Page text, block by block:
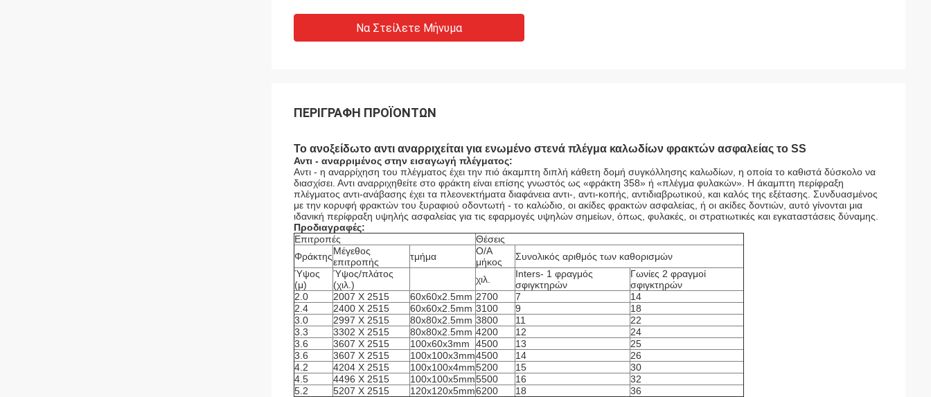
Να Στείλετε Μήνυμα
ΠΕΡΙΓΡΑΦΉ ΠΡΟΪΌΝΤΩΝ
Το ανοξείδωτο αντι αναρριχείται για ενωμένο στενά πλέγμα καλωδίων φρακτών ασφαλείας το SS
Αντι - αναρριμένος στην εισαγωγή πλέγματος:
Αντι - η αναρρίχηση του πλέγματος έχει την πιό άκαμπτη διπλή κάθετη δομή συγκόλλησης καλωδίων, η οποία το καθιστά δύσκολο να
διασχίσει. Αντι αναρριχηθείτε στο φράκτη είναι επίσης γνωστός ως «φράκτη 358» ή «πλέγμα φυλακών». Η άκαμπτη περίφραξη
πλέγματος αντι-ανάβασης έχει τα πλεονεκτήματα διαφάνεια αντι-, αντι-κοπής, αντιδιαβρωτικού, και καλός της εξέτασης. Συνδυασμένος
με την κορυφή φρακτών του ξυραφιού οδοντωτή - το καλώδιο, οι ακίδες φρακτών ασφαλείας, ή οι ακίδες δοντιών, αυτό γίνονται μια
ιδανική περίφραξη υψηλής ασφαλείας για τις εφαρμογές υψηλών σημείων, όπως, φυλακές, οι στρατιωτικές και εγκαταστάσεις δύναμης.
Προδιαγραφές:
Επιτροπές
Θέσεις
ΦράκτηςΜέγεθος
επιτροπής
τμήμα
O/A
μήκος
Συνολικός αριθμός των καθορισμών
Ύψος
(μ)
Ύψος/πλάτος
(χιλ.)
χιλ.
Inters- 1 φραγμός
σφιγκτηρών
Γωνίες 2 φραγμοί
σφιγκτηρών
2.0
2007 X 2515 60x60x2.5mm 2700 7
14
2.4
2400 X 2515 60x60x2.5mm 3100 9
18
3.0
2997 X 2515 80x80x2.5mm 3800 11
22
3.3
3302 X 2515 80x80x2.5mm 4200 12
24
3.6
3607 X 2515 100x60x3mm 4500 13
25
3.6
3607 X 2515 100x100x3mm4500 14
26
4.2
4204 X 2515 100x100x4mm5200 15
30
4.5
4496 X 2515 100x100x5mm5500 16
32
5.2
5207 X 2515 120x120x5mm6200 18
36